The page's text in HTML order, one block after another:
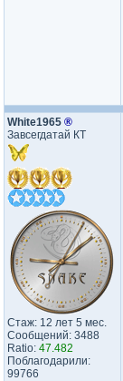
White1965 ®
Завсегдатай КТ
Стаж: 12 лет 5 мес.
Сообщений: 3488
Ratio: 47.482
Поблагодарили:
99766